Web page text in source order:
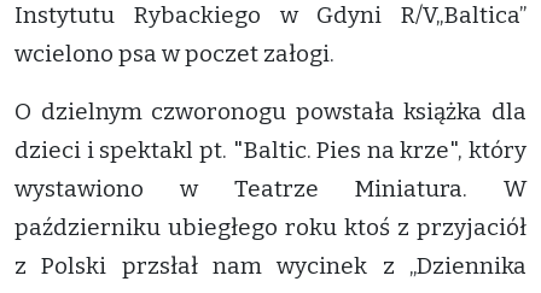
Instytutu Rybackiego w Gdyni R/V„Baltica”
wcielono psa w poczet załogi.
O dzielnym czworonogu powstała książka dla
dzieci i spektakl pt. "Baltic. Pies na krze", który
wystawiono w Teatrze Miniatura. W
październiku ubiegłego roku ktoś z przyjaciół
z Polski przsłał nam wycinek z „Dziennika